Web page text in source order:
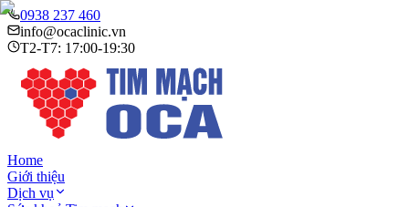
0938 237 460
info@ocaclinic.vn
T2-T7: 17:00-19:30
Home
Giới thiệu
Dịch vụ